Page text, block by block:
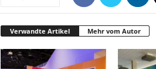
Verwandte Artikel Mehr vom Autor